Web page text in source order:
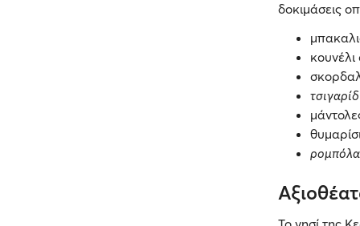
δοκιμάσεις
ρομπόλα